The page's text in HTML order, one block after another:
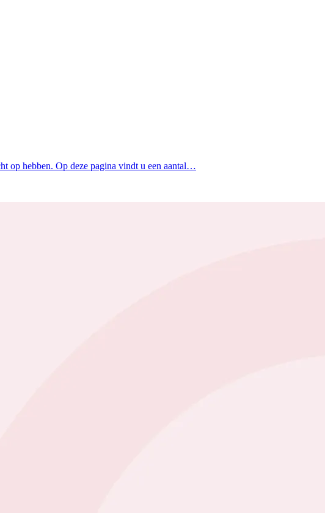
op hebben. Op deze pagina vindt u een aantal…